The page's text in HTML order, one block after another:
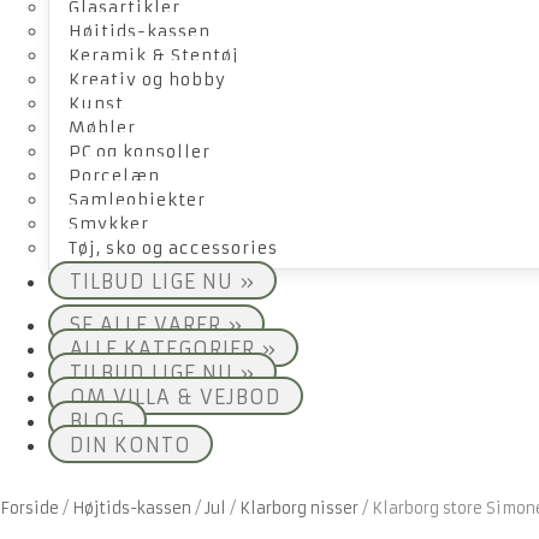
Glasartikler
Højtids-kassen
Keramik & Stentøj
Kreativ og hobby
Kunst
Møbler
PC og konsoller
Porcelæn
Samleobjekter
Smykker
Tøj, sko og accessories
TILBUD LIGE NU »
SE ALLE VARER »
ALLE KATEGORIER »
TILBUD LIGE NU »
OM VILLA & VEJBOD
BLOG
DIN KONTO
Forside / Højtids-kassen /Jul / Klarborg nisser/ Klarborg store